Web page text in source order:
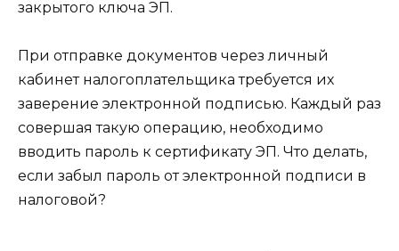
закрытого ключа ЭП.
При отправке документов через личный
кабинет налогоплательщика требуется их
заверение электронной подписью. Каждый раз
совершая такую операцию, необходимо
вводить пароль к сертификату ЭП. Что делать,
если забыл пароль от электронной подписи в
налоговой?